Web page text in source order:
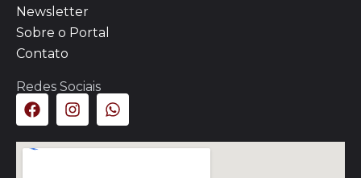
Newsletter
Sobre o Portal
Contato
Redes Sociais